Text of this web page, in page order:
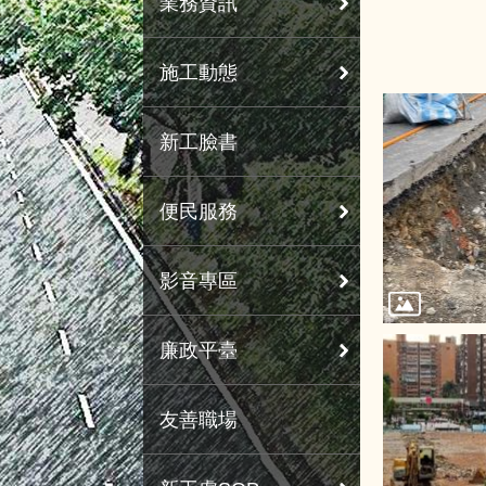
施工動態
新工臉書
便民服務
影音專區
廉政平臺
友善職場